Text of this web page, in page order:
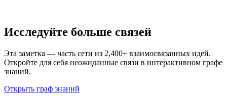
Исследуйте больше связей
Эта заметка — часть сети из 2,400+ взаимосвязанных идей.
Откройте для себя неожиданные связи в интерактивном графе
знаний.
Открыть граф знаний